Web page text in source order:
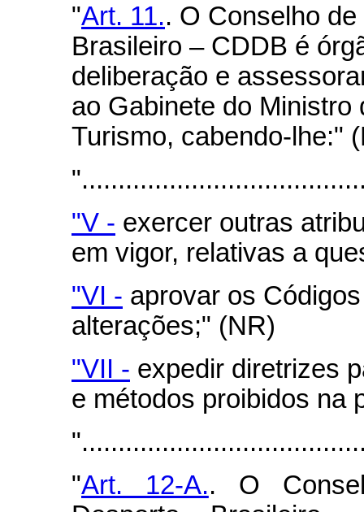
"Art. 11.. O Conselho
Brasileiro – CDDB é
deliberação e
ao Gabinete do
Turismo, cabendo-lhe:"
"V - exercer outras
em vigor, relativas a
"VI - aprovar os
alterações;" (NR)
"VII - expedir diretrizes
e métodos proibidos na
"Art. 12-A.. O